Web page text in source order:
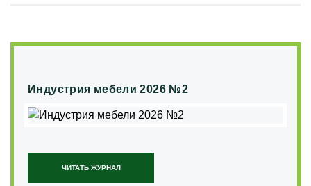
Индустрия мебели 2026 №2
ЧИТАТЬ ЖУРНАЛ